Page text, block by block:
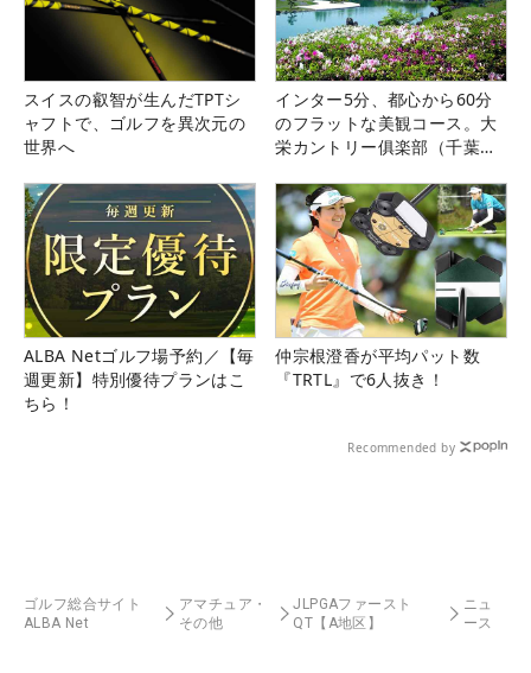
スイスの叡智が生んだTPTシ
ャフトで、ゴルフを異次元の
世界へ
インター5分、都心から60分
のフラットな美観コース。大
栄カントリー俱楽部（千葉
ALBA Netゴルフ場予約／【毎
週更新】特別優待プランはこ
ちら！
仲宗根澄香が平均パット数
『TRTL』で6人抜き！
Recommended by
ゴルフ総合サイト
ALBA Net
アマチュア・
その他
JLPGAファースト
QT【A地区】
ニュ
ース